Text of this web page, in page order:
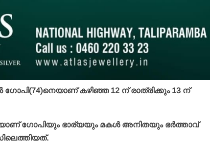
ഗോപി(74)നെയാണ് കഴിഞ്ഞ 12 ന് രാത്രിക്കും 13 ന്
ഗോപിയും ഭാര്യയും മകള്‍ അനിതയും ഭര്‍ത്താവ്